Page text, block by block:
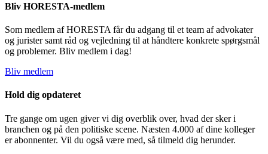
Bliv HORESTA-medlem
Som medlem af HORESTA får du adgang til et team af advokater
og jurister samt råd og vejledning til at håndtere konkrete spørgsmål
og problemer. Bliv medlem i dag!
Bliv medlem
Hold dig opdateret
Tre gange om ugen giver vi dig overblik over, hvad der sker i
branchen og på den politiske scene. Næsten 4.000 af dine kolleger
er abonnenter. Vil du også være med, så tilmeld dig herunder.